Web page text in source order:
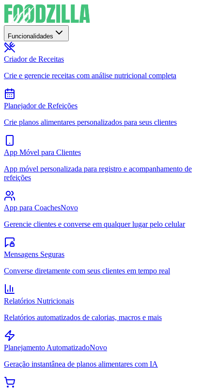
Funcionalidades
Criador de Receitas
Crie e gerencie receitas com análise nutricional completa
Planejador de Refeições
Crie planos alimentares personalizados para seus clientes
App Móvel para Clientes
App móvel personalizada para registro e acompanhamento de
refeições
App para CoachesNovo
Gerencie clientes e converse em qualquer lugar pelo celular
Mensagens Seguras
Converse diretamente com seus clientes em tempo real
Relatórios Nutricionais
Relatórios automatizados de calorias, macros e mais
Planejamento AutomatizadoNovo
Geração instantânea de planos alimentares com IA